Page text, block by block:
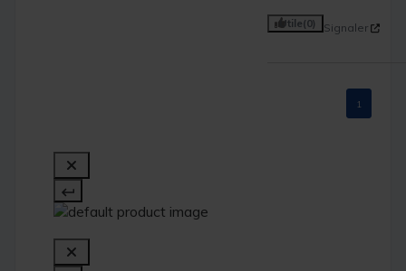
Utile(0) Signaler
1